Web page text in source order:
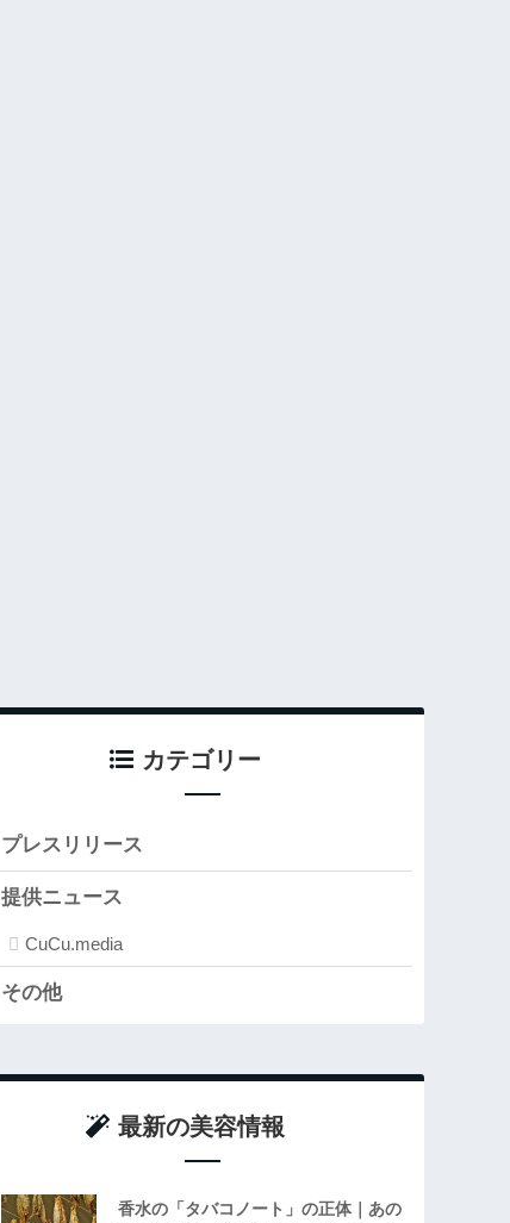
カテゴリー
プレスリリース
提供ニュース
CuCu.media
その他
最新の美容情報
香水の「タバコノート」の正体｜あの